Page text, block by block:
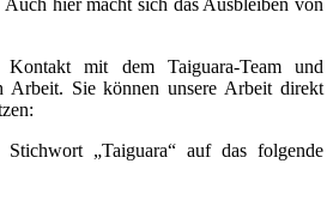
mit dem Taiguara-Team und
Arbeit. Sie können unsere Arbeit direkt
„Taiguara“ auf das folgende